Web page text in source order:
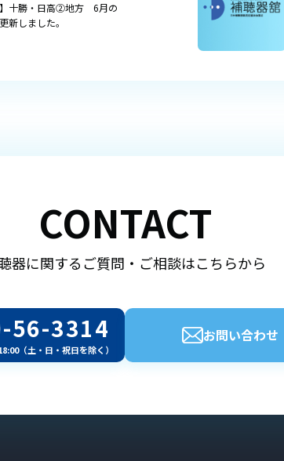
】十勝・日高②地方 6月の
新しました。
CONTACT
器に関するご質問・ご相談はこちらから
56-3314
（土・日・祝日を除く）
お問い合わせ